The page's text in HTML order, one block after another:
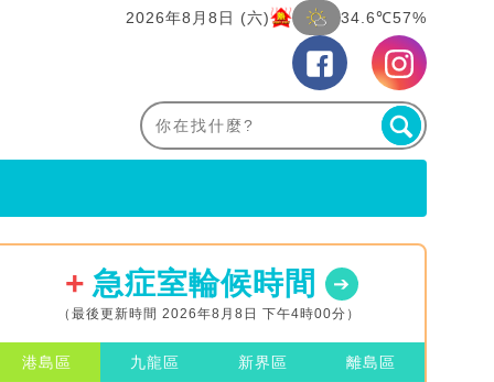
2026年8月8日 (六) 34.6℃57%
急症室輪候時間
（最後更新時間 2026年8月8日 下午4時00分）
港島區 九龍區 新界區 離島區